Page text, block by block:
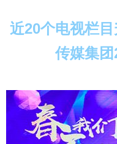
近20个电视栏
传媒集